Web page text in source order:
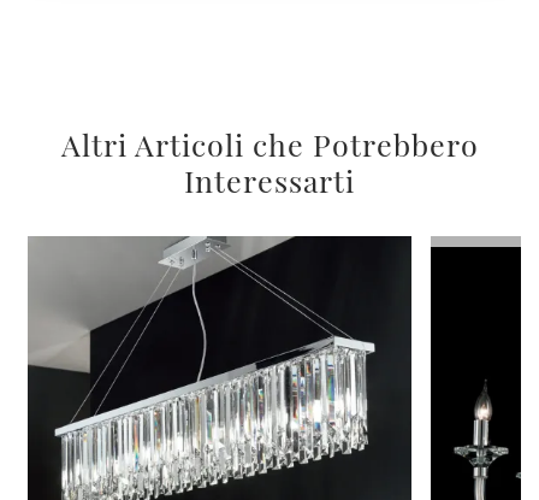
Altri Articoli che Potrebbero
Interessarti